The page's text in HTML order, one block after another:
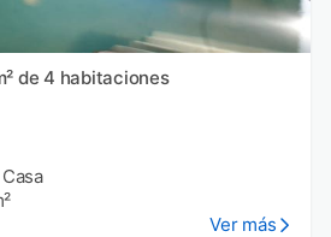
de 4 habitaciones
Ver más